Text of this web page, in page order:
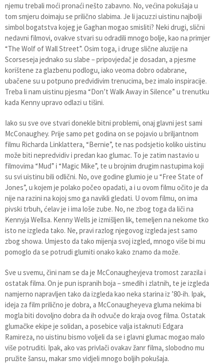
njemu trebali moći pronaći nešto zabavno. No, većina pokušaja u
tom smjeru doimaju se prilično slabima. Je li jacuzzi uistinu najbolji
simbol bogatstva kojeg je Gaghan mogao smisliti? Neki drugi, slični
nedavni filmovi, ovakve stvari su odradili mnogo bolje, kao na primjer
“The Wolf of Wall Street”. Osim toga, i druge slične aluzije na
Scorseseja jednako su slabe – pripovjedač je dosadan, a pjesme
korištene za glazbenu podlogu, iako veoma dobro odabrane,
ubačene su u potpuno predvidivim trenucima, bez imalo inspiracije.
Treba li nam uistinu pjesma “Don’t Walk Away in Silence” u trenutku
kada Kenny upravo odlazi u tišini.
Iako su sve ove stvari donekle bitni problemi, onaj glavni jest sami
McConaughey. Prije samo pet godina on se pojavio u briljantnom
filmu Richarda Linklattera, “Bernie”, te nas podsjetio koliko uistinu
može biti nepredvidiv i predan kao glumac. To je zatim nastavio u
filmovima “Mud” i “Magic Mike”, te u brojnim drugim nastupima koji
su svi uistinu bili odlični. No, ove godine glumio je u “Free State of
Jones”, u kojem je polako počeo opadati, a i u ovom filmu očito je da
nije na razini na kojoj smo ga navikli gledati. U ovom filmu, on ima
pivski trbuh, ćelav je i ima loše zube. No, ne zbog toga da liči na
Kennyja Wellsa. Kenny Wells je izmišljen lik, temeljen na nekome tko
isto ne izgleda tako. Ne, pravi razlog njegovog izgleda jest samo
zbog showa. Umjesto da tako mijenja svoj izgled, mnogo više bi mu
pomoglo da se potrudi glumiti onako kako znamo da može.
Sve u svemu, čini nam se da je McConaugheyjeva tromost zarazila i
ostatak filma. On je pun ispranih boja – smeđih i zlatnih, te je izgleda
namjerno napravljen tako da izgleda kao neka starina iz ’80-ih. Ipak,
ideja za film prilično je dobra, a McConaugheyeva gluma nekima bi
mogla biti dovoljno dobra da ih odvuče do kraja ovog filma. Ostatak
glumačke ekipe je solidan, a posebice valja istaknuti Edgara
Ramireza, no uistinu bismo voljeli da se i glavni glumac mogao malo
više potruditi. Ipak, ako vas privlači ovakav žanr filma, slobodno mu
pružite šansu, makar smo vidjeli mnogo boljih pokušaja.